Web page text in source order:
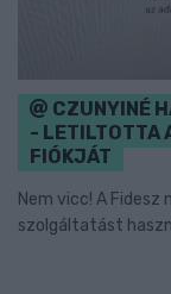
CZUNYINÉ
- LETILTOTTA
FIÓKJÁT
Nem vicc! A Fidesz
szolgáltatást